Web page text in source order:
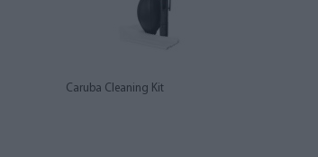
Caruba Cleaning Kit